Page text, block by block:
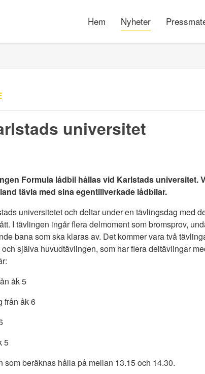
Hem Nyheter
universitet
Formula lådbil hållas vid Karlstads universitet.
tävla med sina egentillverkade lådbilar.
universitetet och deltar under en tävlingsdag med
I tävlingen ingår flera delmoment som bromsprov,
bana som ska klaras av. Det kommer vara två
själva huvudtävlingen, som har flera deltävlingar
åk 5
från åk 6
5
som beräknas hålla på mellan 13.15 och 14.30.